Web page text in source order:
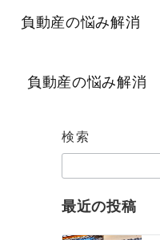
負動産の悩み解消
負動産の悩み解消
検索
最近の投稿